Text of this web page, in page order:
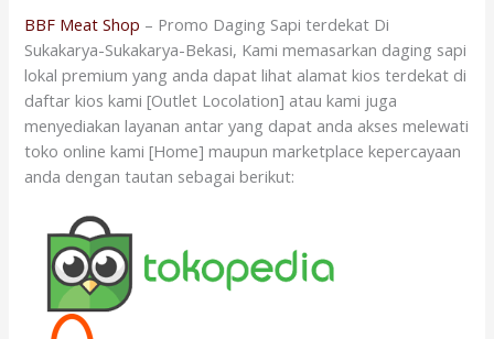
BBF Meat Shop – Promo Daging Sapi terdekat Di
Sukakarya-Sukakarya-Bekasi, Kami memasarkan daging sapi
lokal premium yang anda dapat lihat alamat kios terdekat di
daftar kios kami [Outlet Locolation] atau kami juga
menyediakan layanan antar yang dapat anda akses melewati
toko online kami [Home] maupun marketplace kepercayaan
anda dengan tautan sebagai berikut: